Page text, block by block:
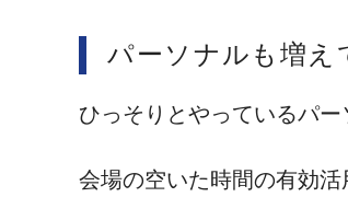
パーソナルも増え
ひっそりとやっているパー
会場の空いた時間の有効